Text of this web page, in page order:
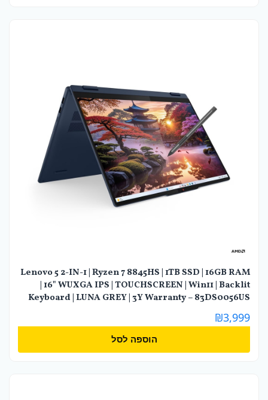
Lenovo 5 2-IN-1 | Ryzen 7 8845HS | 1TB SSD | 16GB RAM
| 16" WUXGA IPS | TOUCHSCREEN | Win11 | Backlit
Keyboard | LUNA GREY | 3Y Warranty – 83DS0056US
₪3,999
הוספה לסל